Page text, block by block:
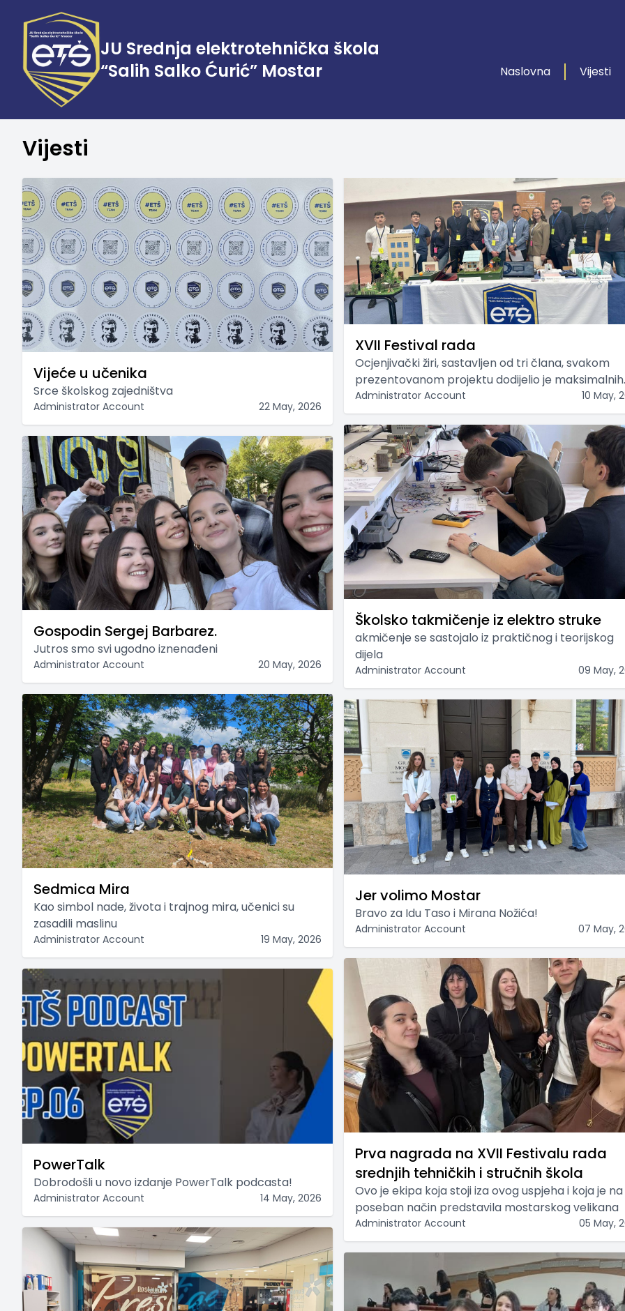
JU Srednja elektrotehnička škola
“Salih Salko Ćurić” Mostar
Naslovna Vijesti
Vijesti
Vijeće u učenika
Srce školskog zajedništva
Administrator Account 22 May, 2026
Gospodin Sergej Barbarez.
Jutros smo svi ugodno iznenađeni
Administrator Account 20 May, 2026
Sedmica Mira
Kao simbol nade, života i trajnog mira, učenici su
zasadili maslinu
Administrator Account 19 May, 2026
PowerTalk
Dobrodošli u novo izdanje PowerTalk podcasta!
Administrator Account 14 May, 2026
XVII Festival rada
Ocjenjivački žiri, sastavljen od tri člana, svakom
prezentovanom projektu dodijelio je maksimalnih
100 bodova!
Administrator Account 10 May,
Školsko takmičenje iz elektro struke
akmičenje se sastojalo iz praktičnog i teorijskog
dijela
Administrator Account 09 May,
Jer volimo Mostar
Bravo za Idu Taso i Mirana Nožića!
Administrator Account 07 May,
Prva nagrada na XVII Festivalu rada
srednjih tehničkih i stručnih škola
Ovo je ekipa koja stoji iza ovog uspjeha i koja je na
poseban način predstavila mostarskog velikana
Administrator Account 05 May,